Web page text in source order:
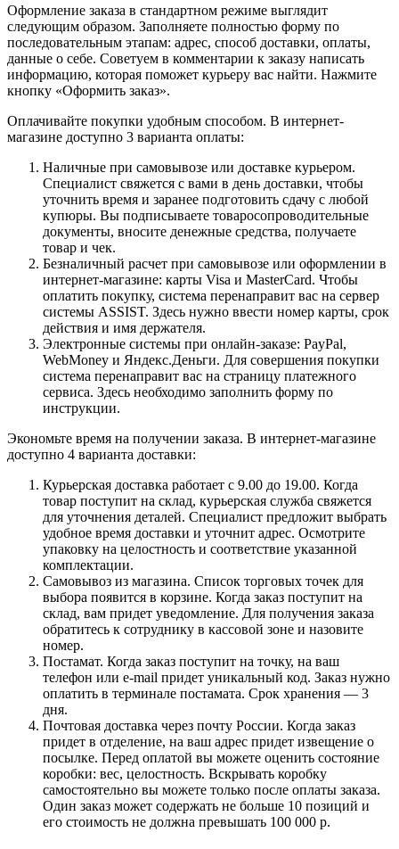
Оформление заказа в стандартном режиме выглядит
следующим образом. Заполняете полностью форму по
последовательным этапам: адрес, способ доставки, оплаты,
данные о себе. Советуем в комментарии к заказу написать
информацию, которая поможет курьеру вас найти. Нажмите
кнопку «Оформить заказ».
Оплачивайте покупки удобным способом. В интернет-
магазине доступно 3 варианта оплаты:
Наличные при самовывозе или доставке курьером.
Специалист свяжется с вами в день доставки, чтобы
уточнить время и заранее подготовить сдачу с любой
купюры. Вы подписываете товаросопроводительные
документы, вносите денежные средства, получаете
товар и чек.
Безналичный расчет при самовывозе или оформлении в
интернет-магазине: карты Visa и MasterCard. Чтобы
оплатить покупку, система перенаправит вас на сервер
системы ASSIST. Здесь нужно ввести номер карты, срок
действия и имя держателя.
Электронные системы при онлайн-заказе: PayPal,
WebMoney и Яндекс.Деньги. Для совершения покупки
система перенаправит вас на страницу платежного
сервиса. Здесь необходимо заполнить форму по
инструкции.
Экономьте время на получении заказа. В интернет-магазине
доступно 4 варианта доставки:
Курьерская доставка работает с 9.00 до 19.00. Когда
товар поступит на склад, курьерская служба свяжется
для уточнения деталей. Специалист предложит выбрать
удобное время доставки и уточнит адрес. Осмотрите
упаковку на целостность и соответствие указанной
комплектации.
Самовывоз из магазина. Список торговых точек для
выбора появится в корзине. Когда заказ поступит на
склад, вам придет уведомление. Для получения заказа
обратитесь к сотруднику в кассовой зоне и назовите
номер.
Постамат. Когда заказ поступит на точку, на ваш
телефон или e-mail придет уникальный код. Заказ нужно
оплатить в терминале постамата. Срок хранения — 3
дня.
Почтовая доставка через почту России. Когда заказ
придет в отделение, на ваш адрес придет извещение о
посылке. Перед оплатой вы можете оценить состояние
коробки: вес, целостность. Вскрывать коробку
самостоятельно вы можете только после оплаты заказа.
Один заказ может содержать не больше 10 позиций и
его стоимость не должна превышать 100 000 р.